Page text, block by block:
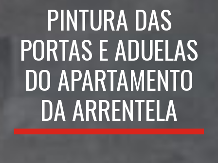
PINTURA DAS
PORTAS E ADUELAS
DO APARTAMENTO
DA ARRENTELA